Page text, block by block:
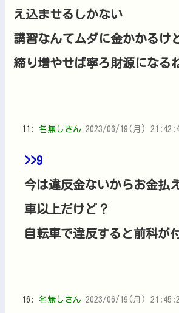
え込ませるしかない
講習なんてムダに金かかるけ
締り増やせば寧ろ財源になる
11: 名無しさん 2023/06/19(月)
>>9
今は違反金ないからお金払
車以上だけど？
自転車で違反すると前科が
16: 名無しさん 2023/06/19(月)